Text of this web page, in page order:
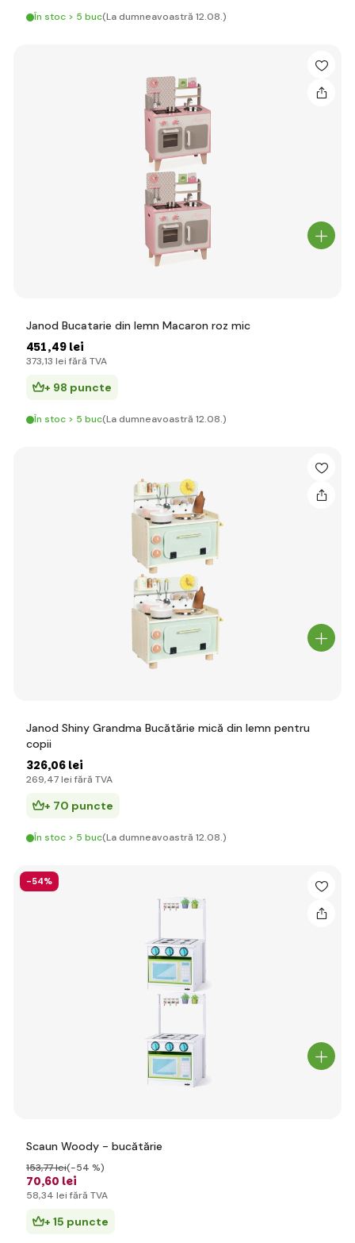
În stoc > 5 buc(La dumneavoastră 12.08.)
Janod Bucatarie din lemn Macaron roz mic
451,49 lei
373,13 lei fără TVA
+ 98 puncte
În stoc > 5 buc(La dumneavoastră 12.08.)
Janod Shiny Grandma Bucătărie mică din lemn pentru
copii
326,06 lei
269,47 lei fără TVA
+ 70 puncte
În stoc > 5 buc(La dumneavoastră 12.08.)
-54%
Scaun Woody - bucătărie
70,60 lei
153,77 lei(-54 %)
58,34 lei fără TVA
+ 15 puncte